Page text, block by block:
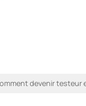
devenir testeur